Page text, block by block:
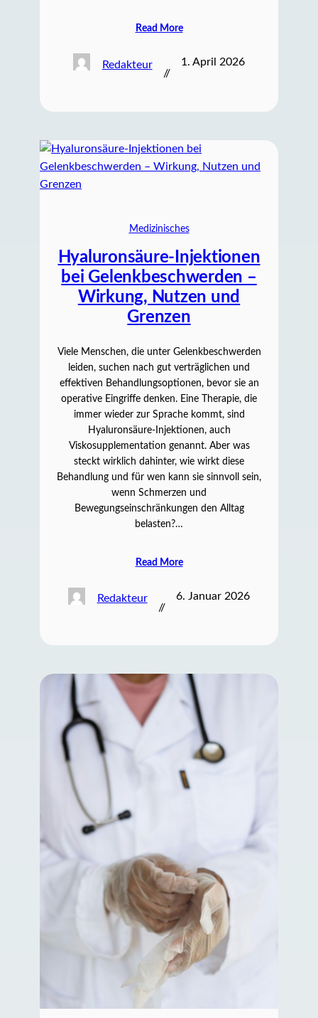
Read More
Redakteur
//
1. April 2026
Medizinisches
Hyaluronsäure-Injektionen
bei Gelenkbeschwerden –
Wirkung, Nutzen und
Grenzen
Viele Menschen, die unter Gelenkbeschwerden
leiden, suchen nach gut verträglichen und
effektiven Behandlungsoptionen, bevor sie an
operative Eingriffe denken. Eine Therapie, die
immer wieder zur Sprache kommt, sind
Hyaluronsäure-Injektionen, auch
Viskosupplementation genannt. Aber was
steckt wirklich dahinter, wie wirkt diese
Behandlung und für wen kann sie sinnvoll sein,
wenn Schmerzen und
Bewegungseinschränkungen den Alltag
belasten?…
Read More
Redakteur
//
6. Januar 2026